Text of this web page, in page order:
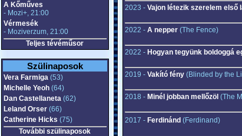
A Kőműves
- Mozi+, 21:00
Vérmesék
- Moziverzum, 21:00
Teljes tévéműsor
Szülinaposok
Vera Farmiga(53)
Michelle Yeoh(64)
Dan Castellaneta(62)
Leland Orser(66)
Catherine Hicks (75)
További szülinaposok
2023 - Vajon létezik szerelem első
2022 - A nepper(The Fence)
2022 - Hogyan tegyünk boldoggá
2019 - Vakító fény(Blinded by the
2018 - Minél jobban mellőzöl (The
2017 - Ferdinánd (Ferdinand)